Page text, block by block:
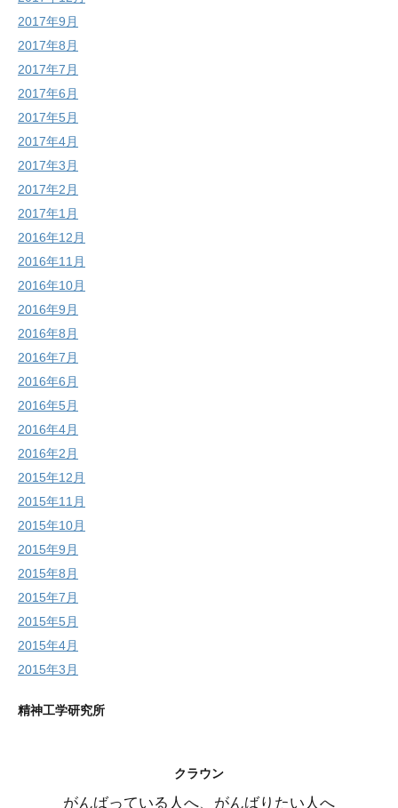
2017年9月
2017年8月
2017年7月
2017年6月
2017年5月
2017年4月
2017年3月
2017年2月
2017年1月
2016年12月
2016年11月
2016年10月
2016年9月
2016年8月
2016年7月
2016年6月
2016年5月
2016年4月
2016年2月
2015年12月
2015年11月
2015年10月
2015年9月
2015年8月
2015年7月
2015年5月
2015年4月
2015年3月
精神工学研究所
クラウン
がんばっている人へ、がんばりたい人へ